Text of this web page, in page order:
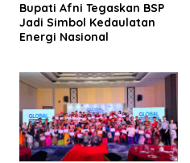
Bupati Afni Tegaskan BSP
Jadi Simbol Kedaulatan
Energi Nasional